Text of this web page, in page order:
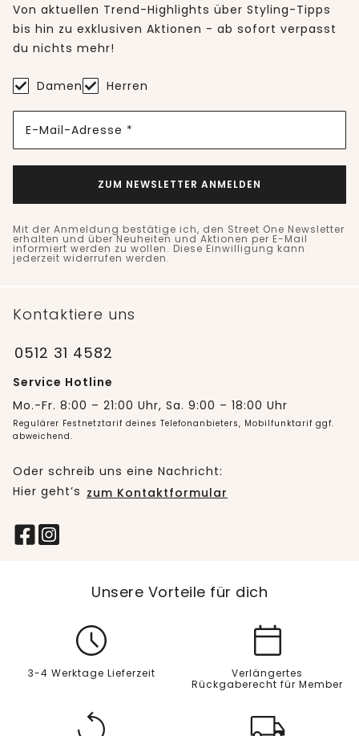
Von aktuellen Trend-Highlights über Styling-Tipps
bis hin zu exklusiven Aktionen - ab sofort verpasst
du nichts mehr!
Damen Herren
E-Mail-Adresse *
ZUM NEWSLETTER ANMELDEN
Mit der Anmeldung bestätige ich, den Street One Newsletter
erhalten und über Neuheiten und Aktionen per E-Mail
informiert werden zu wollen. Diese Einwilligung kann
jederzeit widerrufen werden.
Kontaktiere uns
0512 31 4582
Service Hotline
Mo.-Fr. 8:00 – 21:00 Uhr, Sa. 9:00 – 18:00 Uhr
Regulärer Festnetztarif deines Telefonanbieters, Mobilfunktarif ggf.
abweichend.
Oder schreib uns eine Nachricht:
Hier geht’s zum Kontaktformular
Unsere Vorteile für dich
3-4 Werktage Lieferzeit
Verlängertes
Rückgaberecht für Member